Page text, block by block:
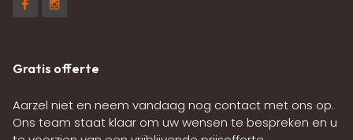
Gratis offerte
Aarzel niet en neem vandaag nog contact met ons op.
Ons team staat klaar om uw wensen te bespreken en u